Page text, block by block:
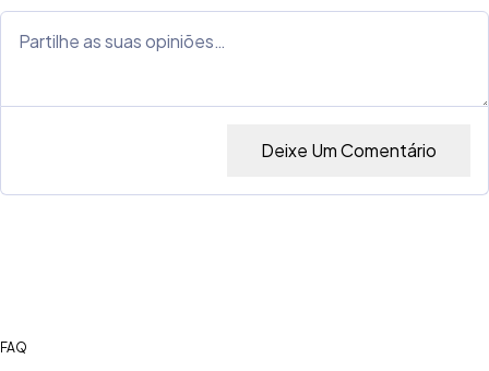
Deixe Um Comentário
FAQ